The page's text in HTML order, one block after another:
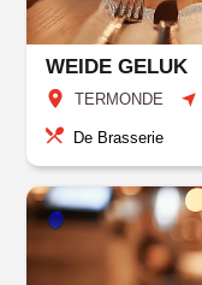
WEIDE GELUK
TERMONDE
De Brasserie